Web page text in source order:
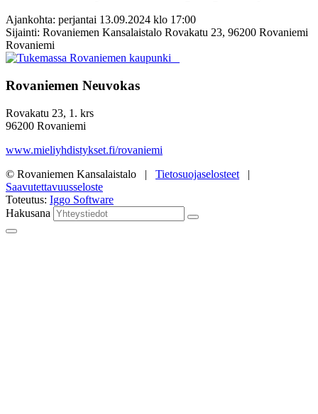
Ajankohta: perjantai 13.09.2024 klo 17:00
Sijainti: Rovaniemen Kansalaistalo Rovakatu 23, 96200 Rovaniemi
Rovaniemi
Rovaniemen Neuvokas
Rovakatu 23, 1. krs
96200 Rovaniemi
www.mieliyhdistykset.fi/rovaniemi
© Rovaniemen Kansalaistalo | Tietosuojaselosteet |
Saavutettavuusseloste
Toteutus: Iggo Software
Hakusana